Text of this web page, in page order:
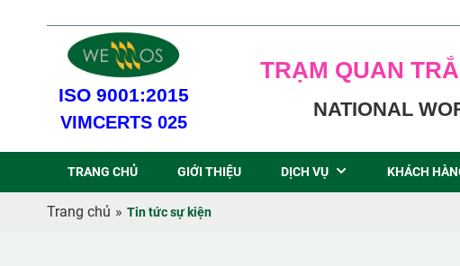
ISO 9001:2015
VIMCERTS 025
TRẠM QUAN
NATIONAL
TRANG CHỦ GIỚI THIỆU DỊCH VỤ KHÁCH
Trang chủ » Tin tức sự kiện